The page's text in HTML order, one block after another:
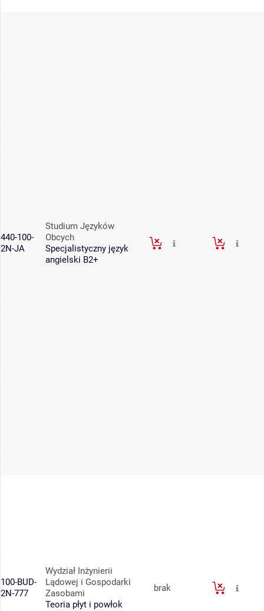
440-100-
2N-JA
Studium Języków
Obcych
Specjalistyczny język
angielski B2+
100-BUD-
2N-777
Wydział Inżynierii
Lądowej i Gospodarki
Zasobami
Teoria płyt i powłok
brak